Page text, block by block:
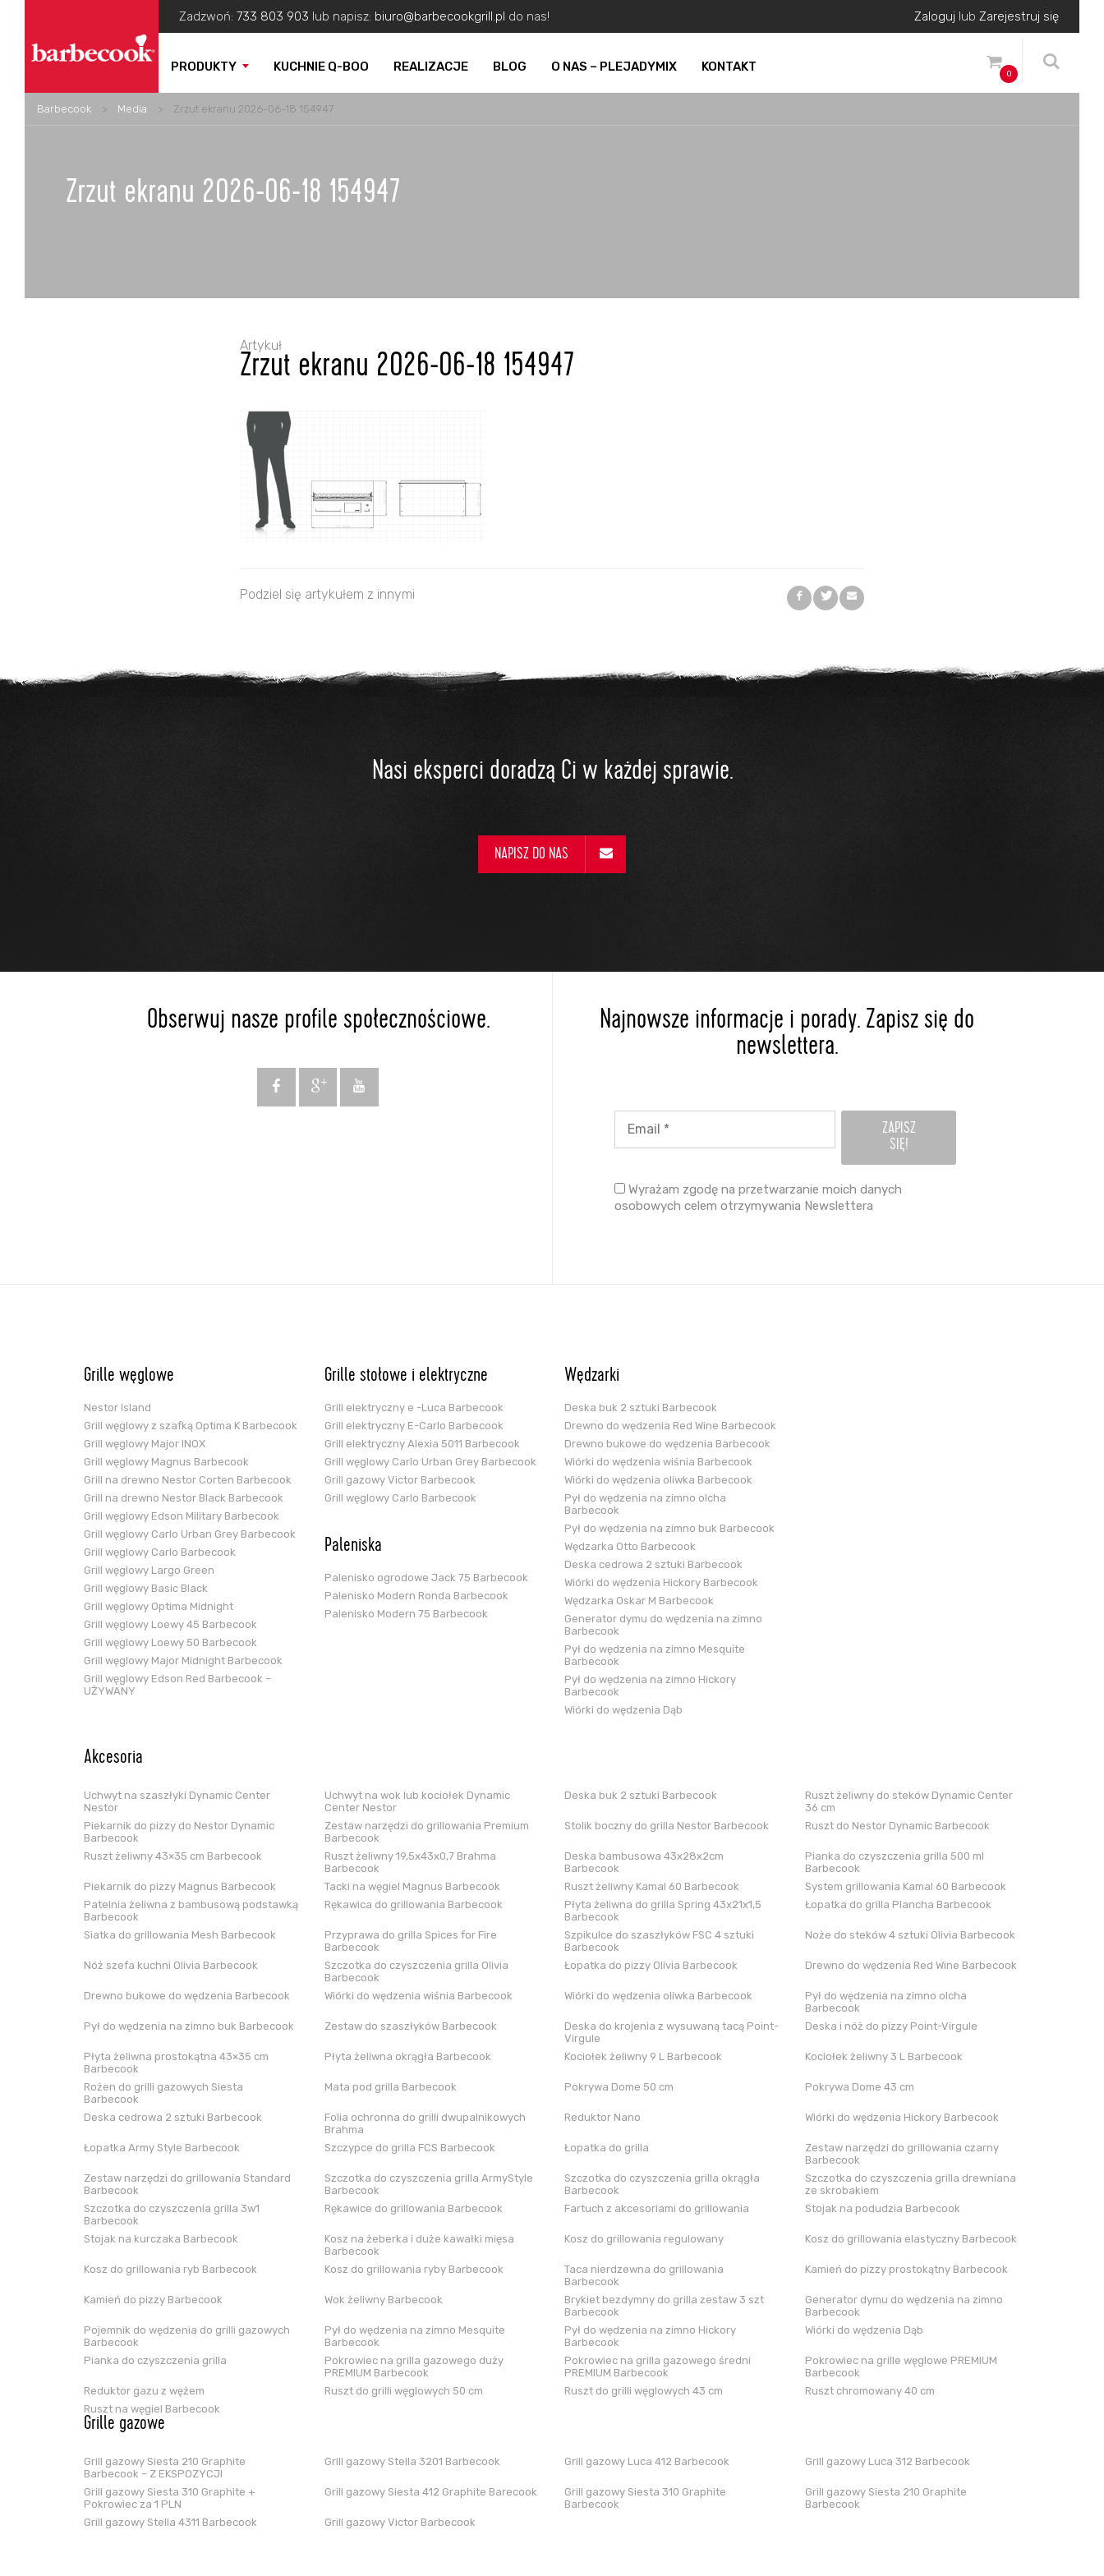
Zadzwoń: 733 803 903 lub napisz: biuro@barbecookgrill.pl do nas! Zaloguj lub Zarejestruj się
PRODUKTY KUCHNIE Q-BOO REALIZACJE BLOG O NAS – PLEJADYMIX KONTAKT 0
Barbecook > Media > Zrzut ekranu 2026-06-18 154947
Zrzut ekranu 2026-06-18 154947
Artykuł
Zrzut ekranu 2026-06-18 154947
Podziel się artykułem z innymi
Nasi eksperci doradzą Ci w każdej sprawie.
NAPISZ DO NAS
Obserwuj nasze profile społecznościowe.
Najnowsze informacje i porady. Zapisz się do
newslettera.
Wyrażam zgodę na przetwarzanie moich danych
osobowych celem otrzymywania Newslettera
Grille węglowe
Nestor Island
Grill węglowy z szafką Optima K Barbecook
Grill węglowy Major INOX
Grill węglowy Magnus Barbecook
Grill na drewno Nestor Corten Barbecook
Grill na drewno Nestor Black Barbecook
Grill węglowy Edson Military Barbecook
Grill węglowy Carlo Urban Grey Barbecook
Grill węglowy Carlo Barbecook
Grill węglowy Largo Green
Grill węglowy Basic Black
Grill węglowy Optima Midnight
Grill węglowy Loewy 45 Barbecook
Grill węglowy Loewy 50 Barbecook
Grill węglowy Major Midnight Barbecook
Grill węglowy Edson Red Barbecook –
UŻYWANY
Grille stołowe i elektryczne
Grill elektryczny e -Luca Barbecook
Grill elektryczny E-Carlo Barbecook
Grill elektryczny Alexia 5011 Barbecook
Grill węglowy Carlo Urban Grey Barbecook
Grill gazowy Victor Barbecook
Grill węglowy Carlo Barbecook
Paleniska
Palenisko ogrodowe Jack 75 Barbecook
Palenisko Modern Ronda Barbecook
Palenisko Modern 75 Barbecook
Wędzarki
Deska buk 2 sztuki Barbecook
Drewno do wędzenia Red Wine Barbecook
Drewno bukowe do wędzenia Barbecook
Wiórki do wędzenia wiśnia Barbecook
Wiórki do wędzenia oliwka Barbecook
Pył do wędzenia na zimno olcha
Barbecook
Pył do wędzenia na zimno buk Barbecook
Wędzarka Otto Barbecook
Deska cedrowa 2 sztuki Barbecook
Wiórki do wędzenia Hickory Barbecook
Wędzarka Oskar M Barbecook
Generator dymu do wędzenia na zimno
Barbecook
Pył do wędzenia na zimno Mesquite
Barbecook
Pył do wędzenia na zimno Hickory
Barbecook
Wiórki do wędzenia Dąb
Akcesoria
Uchwyt na szaszłyki Dynamic Center
Nestor
Uchwyt na wok lub kociołek Dynamic
Center Nestor
Deska buk 2 sztuki Barbecook
Ruszt żeliwny do steków Dynamic Center
36 cm
Piekarnik do pizzy do Nestor Dynamic
Barbecook
Zestaw narzędzi do grillowania Premium
Barbecook
Stolik boczny do grilla Nestor Barbecook Ruszt do Nestor Dynamic Barbecook
Ruszt żeliwny 43×35 cm Barbecook
Ruszt żeliwny 19,5x43x0,7 Brahma
Barbecook
Deska bambusowa 43x28x2cm
Barbecook
Pianka do czyszczenia grilla 500 ml
Barbecook
Piekarnik do pizzy Magnus Barbecook
Tacki na węgiel Magnus Barbecook Ruszt żeliwny Kamal 60 Barbecook
System grillowania Kamal 60 Barbecook
Patelnia żeliwna z bambusową podstawką
Barbecook
Rękawica do grillowania Barbecook
Płyta żeliwna do grilla Spring 43x21x1,5
Barbecook
Łopatka do grilla Plancha Barbecook
Siatka do grillowania Mesh Barbecook
Przyprawa do grilla Spices for Fire
Barbecook
Szpikulce do szaszłyków FSC 4 sztuki
Barbecook
Noże do steków 4 sztuki Olivia Barbecook
Nóż szefa kuchni Olivia Barbecook
Szczotka do czyszczenia grilla Olivia
Barbecook
Łopatka do pizzy Olivia Barbecook Drewno do wędzenia Red Wine Barbecook
Drewno bukowe do wędzenia Barbecook Wiórki do wędzenia wiśnia Barbecook Wiórki do wędzenia oliwka Barbecook
Pył do wędzenia na zimno olcha
Barbecook
Pył do wędzenia na zimno buk Barbecook
Zestaw do szaszłyków Barbecook
Deska do krojenia z wysuwaną tacą Point-
Virgule
Deska i nóż do pizzy Point-Virgule
Płyta żeliwna prostokątna 43×35 cm
Barbecook
Płyta żeliwna okrągła Barbecook Kociołek żeliwny 9 L Barbecook Kociołek żeliwny 3 L Barbecook
Rożen do grilli gazowych Siesta
Barbecook
Mata pod grilla Barbecook Pokrywa Dome 50 cm Pokrywa Dome 43 cm
Deska cedrowa 2 sztuki Barbecook
Folia ochronna do grilli dwupalnikowych
Brahma
Reduktor Nano Wiórki do wędzenia Hickory Barbecook
Łopatka Army Style Barbecook Szczypce do grilla FCS Barbecook Łopatka do grilla
Zestaw narzędzi do grillowania czarny
Barbecook
Zestaw narzędzi do grillowania Standard
Barbecook
Szczotka do czyszczenia grilla ArmyStyle
Barbecook
Szczotka do czyszczenia grilla okrągła
Barbecook
Szczotka do czyszczenia grilla drewniana
ze skrobakiem
Szczotka do czyszczenia grilla 3w1
Barbecook
Rękawice do grillowania Barbecook Fartuch z akcesoriami do grillowania Stojak na podudzia Barbecook
Stojak na kurczaka Barbecook
Kosz na żeberka i duże kawałki mięsa
Barbecook
Kosz do grillowania regulowany Kosz do grillowania elastyczny Barbecook
Kosz do grillowania ryb Barbecook Kosz do grillowania ryby Barbecook
Taca nierdzewna do grillowania
Barbecook
Kamień do pizzy prostokątny Barbecook
Kamień do pizzy Barbecook Wok żeliwny Barbecook
Brykiet bezdymny do grilla zestaw 3 szt
Barbecook
Generator dymu do wędzenia na zimno
Barbecook
Pojemnik do wędzenia do grilli gazowych
Barbecook
Pył do wędzenia na zimno Mesquite
Barbecook
Pył do wędzenia na zimno Hickory
Barbecook
Wiórki do wędzenia Dąb
Pianka do czyszczenia grilla
Pokrowiec na grilla gazowego duży
PREMIUM Barbecook
Pokrowiec na grilla gazowego średni
PREMIUM Barbecook
Pokrowiec na grille węglowe PREMIUM
Barbecook
Reduktor gazu z wężem
Ruszt do grilli węglowych 50 cm Ruszt do grilli węglowych 43 cm
Ruszt chromowany 40 cm
Ruszt na węgiel Barbecook
Grille gazowe
Grill gazowy Siesta 210 Graphite
Barbecook – Z EKSPOZYCJI
Grill gazowy Stella 3201 Barbecook Grill gazowy Luca 412 Barbecook Grill gazowy Luca 312 Barbecook
Grill gazowy Siesta 310 Graphite +
Pokrowiec za 1 PLN
Grill gazowy Siesta 412 Graphite Barecook
Grill gazowy Siesta 310 Graphite
Barbecook
Grill gazowy Siesta 210 Graphite
Barbecook
Grill gazowy Stella 4311 Barbecook
Grill gazowy Victor Barbecook